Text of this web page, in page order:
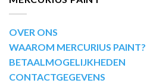
OVER ONS
WAAROM MERCURIUS PAINT?
BETAALMOGELIJKHEDEN
CONTACTGEGEVENS